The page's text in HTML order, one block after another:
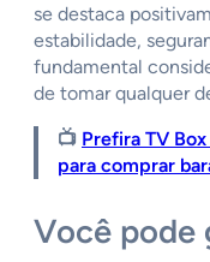
se destaca
estabilidade,
fundamental
de tomar qualquer
📺 Prefira TV
para comprar
Você pode